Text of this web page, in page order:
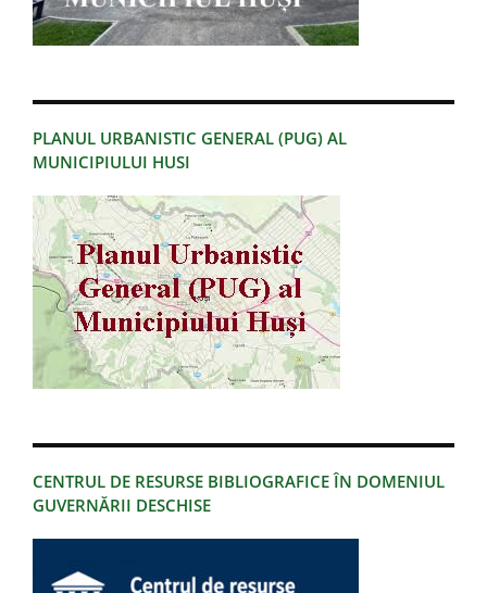
PLANUL URBANISTIC GENERAL (PUG) AL
MUNICIPIULUI HUSI
CENTRUL DE RESURSE BIBLIOGRAFICE ÎN DOMENIUL
GUVERNĂRII DESCHISE